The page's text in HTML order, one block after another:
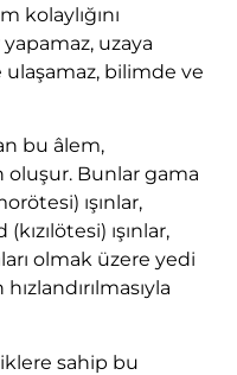
kolaylığını
uzaya
bilimde ve
bu âlem,
Bunlar gama
ışınlar,
ışınlar,
olmak üzere yedi
sahip bu